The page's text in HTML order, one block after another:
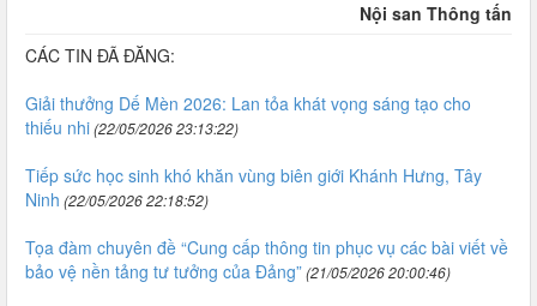
Nội san Thông tấn
CÁC TIN ĐÃ ĐĂNG:
Giải thưởng Dế Mèn 2026: Lan tỏa khát vọng sáng tạo cho
thiếu nhi(22/05/2026 23:13:22)
Tiếp sức học sinh khó khăn vùng biên giới Khánh Hưng, Tây
Ninh (22/05/2026 22:18:52)
Tọa đàm chuyên đề “Cung cấp thông tin phục vụ các bài viết về
bảo vệ nền tảng tư tưởng của Đảng”(21/05/2026 20:00:46)